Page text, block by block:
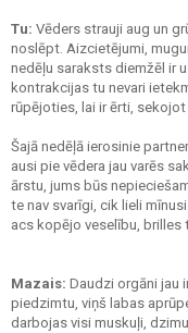
Tu: Vēders strauji aug un
noslēpt. Aizcietējumi,
nedēļu saraksts diemžēl ir
kontrakcijas tu nevari
rūpējoties, lai ir ērti,
Šajā nedēļā ierosinie
ausi pie vēdera jau varēs
ārstu, jums būs
te nav svarīgi, cik lieli
acs kopējo veselību, brilles
Mazais: Daudzi orgāni jau
piedzimtu, viņš labas
darbojas visi muskuļi,